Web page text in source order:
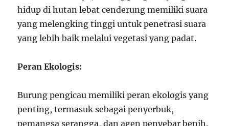
hidup di hutan lebat cenderung memiliki suara
yang melengking tinggi untuk penetrasi suara
yang lebih baik melalui vegetasi yang padat.
Peran Ekologis:
Burung pengicau memiliki peran ekologis yang
penting, termasuk sebagai penyerbuk,
pemangsa serangga, dan agen penyebar benih.